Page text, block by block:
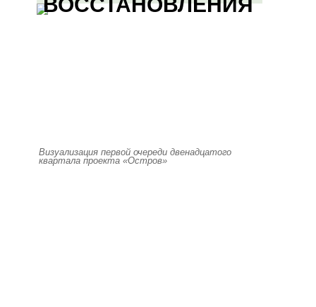
Визуализация первой очереди двенадцатого
квартала проекта «Остров»